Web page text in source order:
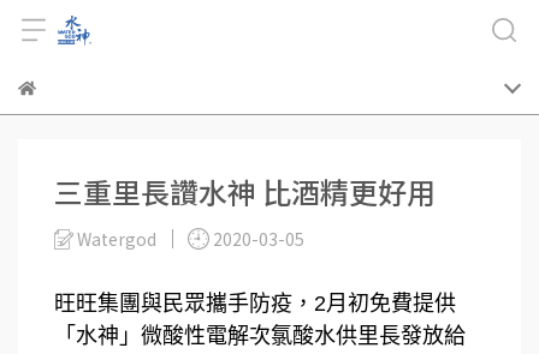
三重里長讚水神 比酒精更好用
Watergod 2020-03-05
旺旺集團與民眾攜手防疫，2月初免費提供
「水神」微酸性電解次氯酸水供里長發放給